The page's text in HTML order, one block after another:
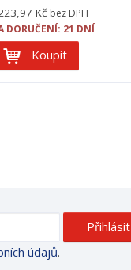
Kč bez DPH
DORUČENÍ: 21 DNÍ
Koupit
Přihlásit
údajů.